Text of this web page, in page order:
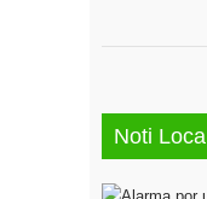
Noti Loca